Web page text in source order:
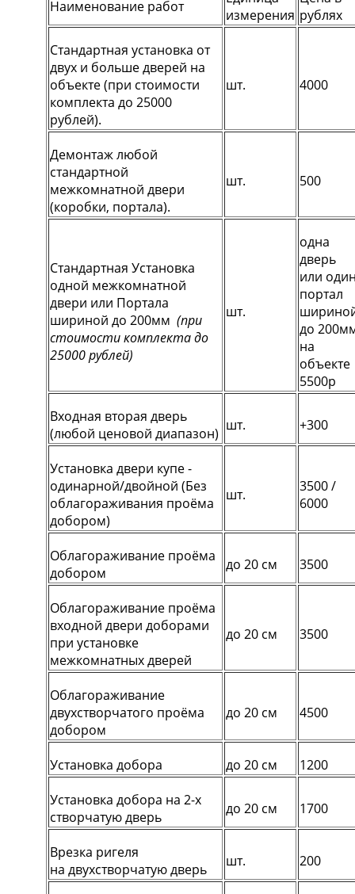
Наименование работ
измерения рублях
Стандартная установка от
двух и больше дверей на
объекте (при стоимости
комплекта до 25000
рублей).
шт. 4000
Демонтаж любой
стандартной
межкомнатной двери
(коробки, портала).
шт. 500
Стандартная Установка
одной межкомнатной
двери или Портала
шириной до 200мм (при
стоимости комплекта до
25000 рублей)
шт.
одна
дверь
или
портал
до
на
объекте
5500р
Входная вторая дверь
(любой ценовой диапазон) шт. +300
Установка двери купе -
одинарной/двойной (Без
облагораживания проёма
добором)
шт.
3500 /
6000
Облагораживание проёма
добором
до 20 см 3500
Облагораживание проёма
входной двери доборами
при установке
межкомнатных дверей
до 20 см 3500
Облагораживание
двухстворчатого проёма
добором
до 20 см 4500
Установка добора до 20 см
1200
Установка добора на 2-х
створчатую дверь
до 20 см 1700
Врезка ригеля
на двухстворчатую дверь
шт. 200